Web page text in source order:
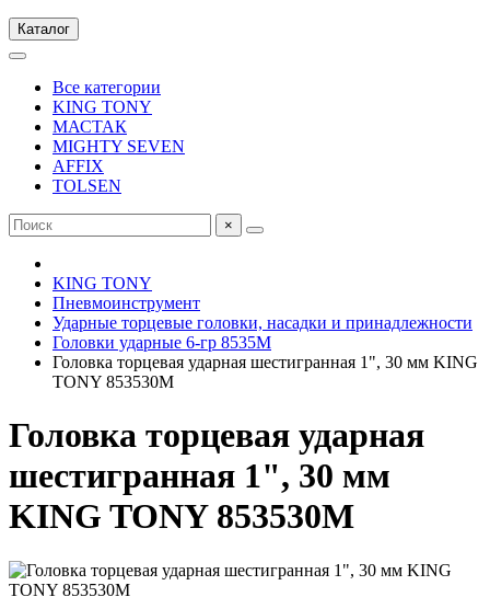
Каталог
Все категории
KING TONY
МАСТАК
MIGHTY SEVEN
AFFIX
TOLSEN
×
KING TONY
Пневмоинструмент
Ударные торцевые головки, насадки и принадлежности
Головки ударные 6-гр 8535M
Головка торцевая ударная шестигранная 1", 30 мм KING
TONY 853530M
Головка торцевая ударная
шестигранная 1", 30 мм
KING TONY 853530M